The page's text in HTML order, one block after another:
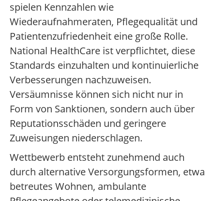
spielen Kennzahlen wie
Wiederaufnahmeraten, Pflegequalität und
Patientenzufriedenheit eine große Rolle.
National HealthCare ist verpflichtet, diese
Standards einzuhalten und kontinuierliche
Verbesserungen nachzuweisen.
Versäumnisse können sich nicht nur in
Form von Sanktionen, sondern auch über
Reputationsschäden und geringere
Zuweisungen niederschlagen.
Wettbewerb entsteht zunehmend auch
durch alternative Versorgungsformen, etwa
betreutes Wohnen, ambulante